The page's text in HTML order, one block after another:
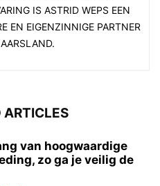
IS ASTRID WEPS EEN
EN EIGENZINNIGE PARTNER
ARTICLES
van hoogwaardige
zo ga je veilig de